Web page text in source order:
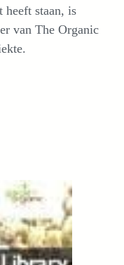
heeft staan, is
van The Organic